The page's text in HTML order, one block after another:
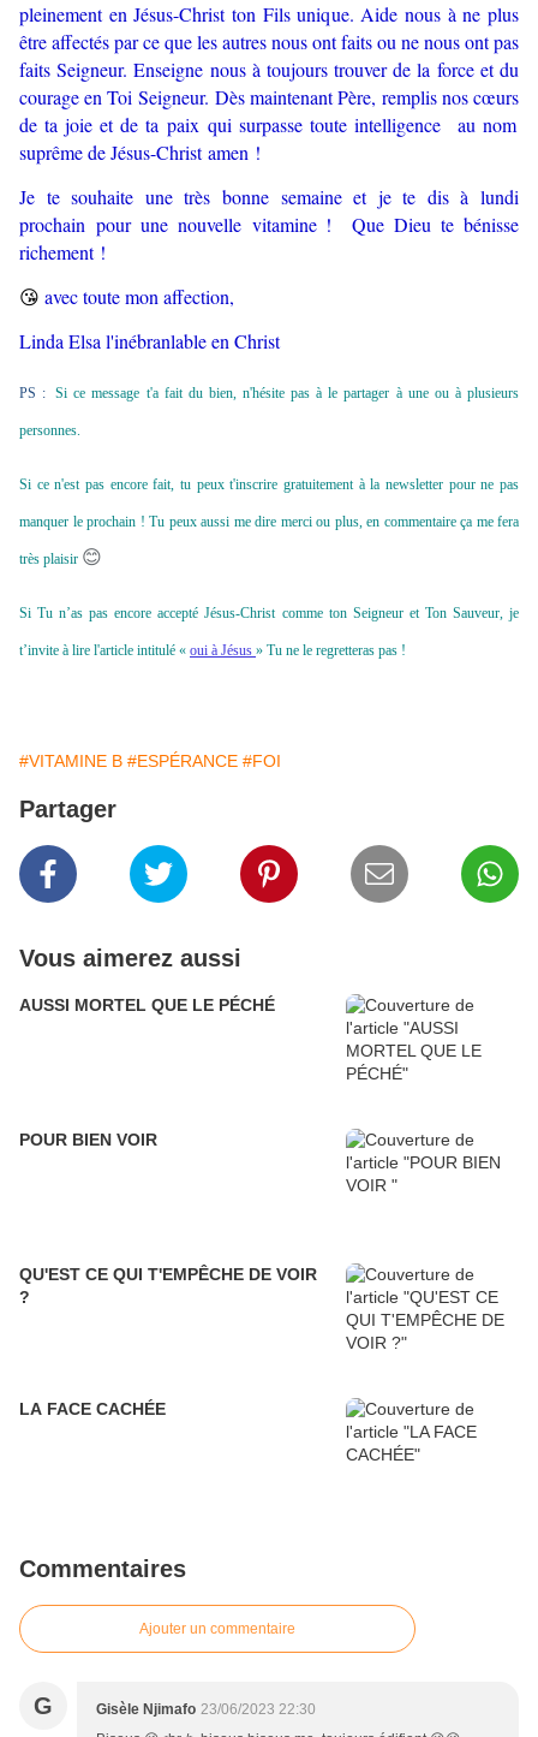
pleinement en Jésus-Christ ton Fils unique. Aide nous à ne plus
être affectés par ce que les autres nous ont faits ou ne nous ont pas
faits Seigneur. Enseigne nous à toujours trouver de la force et du
courage en Toi Seigneur. Dès maintenant Père, remplis noscœurs
de ta joie et de ta paix qui surpasse toute intelligence au nom
suprême de Jésus-Christ amen !
Je te souhaite une très bonne semaine et je te dis à lundi
prochain pour une nouvelle vitamine ! Que Dieu te bénisse
richement !
😘 avec toute mon affection,
Linda Elsa l'inébranlable en Christ
PS : Si ce message t'a fait du bien, n'hésite pas à le partager à une ou à plusieurs
personnes.
Si ce n'est pas encore fait, tu peux t'inscrire gratuitement à la newsletter pour ne pas
manquer le prochain ! Tu peux aussi me dire merci ou plus, en commentaire ça me fera
très plaisir 😊
Si Tu n’as pas encore accepté Jésus-Christ comme ton Seigneur et Ton Sauveur, je
t’invite à lire l'article intitulé « oui à Jésus » Tu ne le regretteras pas !
#VITAMINE B #ESPÉRANCE #FOI
Partager
Vous aimerez aussi
AUSSI MORTEL QUE LE PÉCHÉ
POUR BIEN VOIR
QU'EST CE QUI T'EMPÊCHE DE VOIR
?
LA FACE CACHÉE
Commentaires
Ajouter un commentaire
G Gisèle Njimafo 23/06/2023 22:30